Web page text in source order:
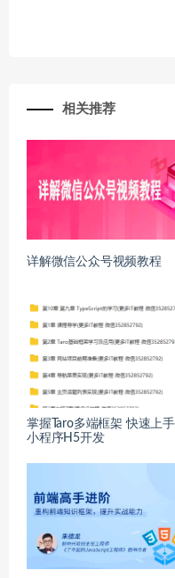
相关推荐
详解微信公众号视频教程
掌握Taro多端框架 快速上手
小程序H5开发